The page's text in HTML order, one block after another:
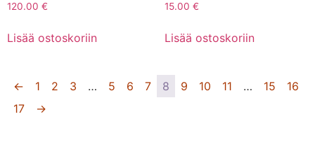
120.00 €
Lisää ostoskoriin
15.00 €
Lisää ostoskoriin
← 1 2 3 … 5 6 7 8 9 10 11 … 15
16
17
→